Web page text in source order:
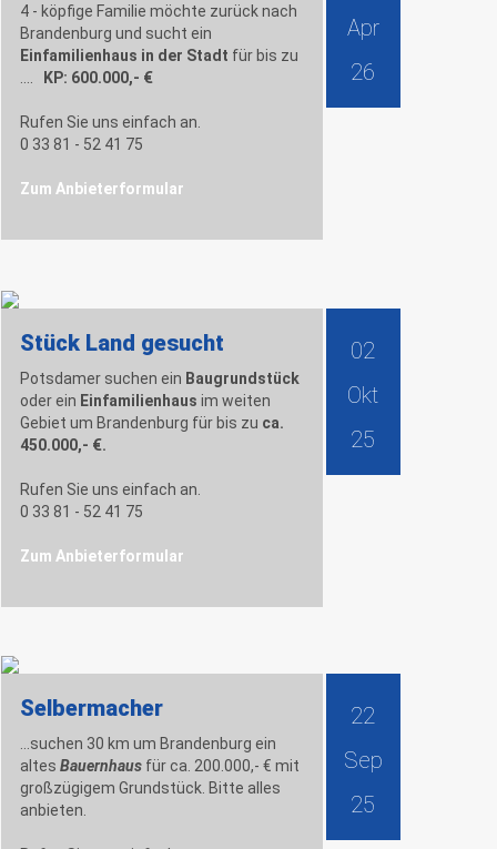
Apr
26
4 - köpfige Familie möchte zurück nach
Brandenburg und sucht ein
Einfamilienhaus in der Stadt für bis zu
....
KP: 600.000,- €
Rufen Sie uns einfach an.
0 33 81 - 52 41 75
Zum Anbieterformular
02
Okt
25
Stück Land gesucht
Potsdamer suchen ein Baugrundstück
oder ein Einfamilienhaus im weiten
Gebiet um Brandenburg für bis zu ca.
450.000,- €.
Rufen Sie uns einfach an.
0 33 81 - 52 41 75
Zum Anbieterformular
22
Sep
25
Selbermacher
...suchen 30 km um Brandenburg ein
altes Bauernhausfür ca. 200.000,- € mit
großzügigem Grundstück. Bitte alles
anbieten.